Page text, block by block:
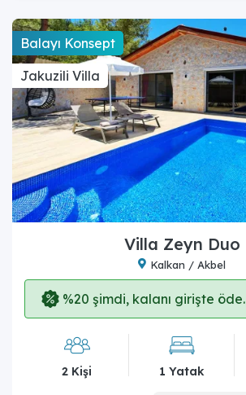
Balayı Konsept
Jakuzili Villa
Villa Zeyn Duo
Kalkan / Akbel
%20 şimdi, kalanı girişte öde.
2 Kişi 1 Yatak